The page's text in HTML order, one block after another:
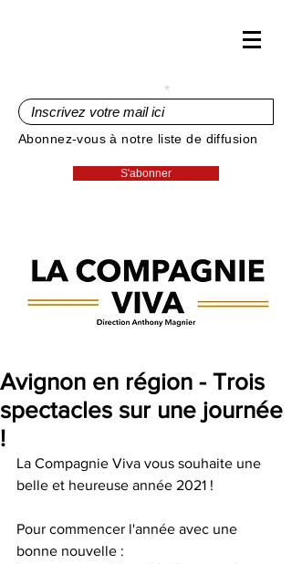
Abonnez-vous à notre liste de diffusion
S'abonner
Avignon en région - Trois
spectacles sur une journée
!
La Compagnie Viva vous souhaite une
belle et heureuse année 2021 !
Pour commencer l'année avec une
bonne nouvelle :